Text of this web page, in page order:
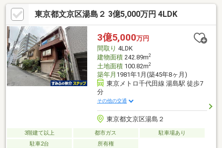
神保町支店・・・徒歩7分（約500m）・神田北神保町郵便
局・・・徒歩7分（約500m）・千代田区役所・・・徒歩12分（約
900m）・東京法務局・・・徒歩14分（約1100m）●お問い合わせ
資料請求等は下記までお気軽にお問い合わせ下さい！販売担当：
池田泰輝TEL：０７０－３１１７－５９９９
東京都文京区湯島２ 3億5,000万円 4LDK
3億5,000万円
間取り 4LDK
建物面積242.89m2
土地面積100.82m2
築年月 1981年1月(築45年8ヶ月)
東京メトロ千代田線 湯島駅 徒歩7
分
その他の交通
東京都文京区湯島２
3階建て以上 都市ガス
駐車場あり
駐車2台
所有権